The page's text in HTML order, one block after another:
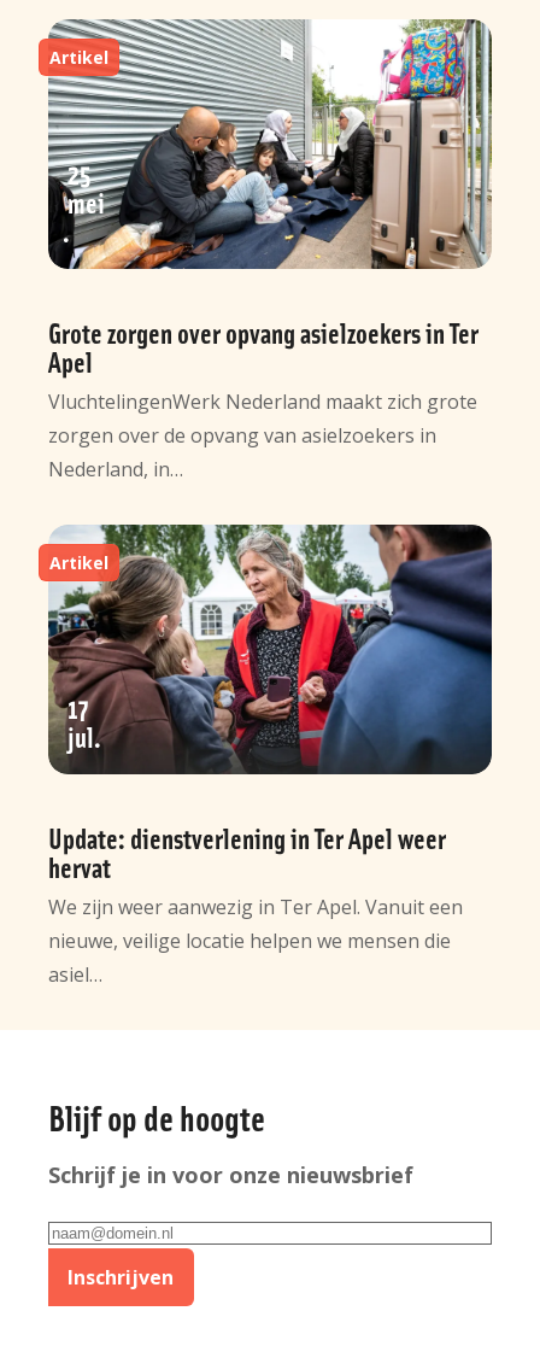
Grote zorgen over opvang asielzoekers in Ter
Apel
Artikel
25
mei
VluchtelingenWerk Nederland maakt zich grote
zorgen over de opvang van asielzoekers in
Nederland, in…
Update: dienstverlening in Ter Apel weer
hervat
Artikel
17
jul
We zijn weer aanwezig in Ter Apel. Vanuit een
nieuwe, veilige locatie helpen we mensen die
asiel…
informatie
Blijf op de hoogte
Schrijf je in voor onze nieuwsbrief
E-
mailadres
Inschrijven